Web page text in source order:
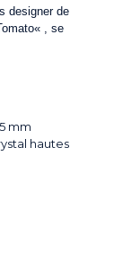
designer de
« , se
mm
hautes